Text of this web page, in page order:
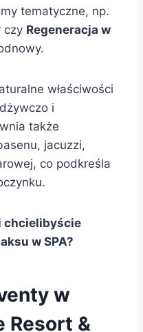
tematyczne, np.
czy Regeneracja w
właściwości
i
także
jacuzzi,
co podkreśla
chcielibyście
w SPA?
w
Resort &